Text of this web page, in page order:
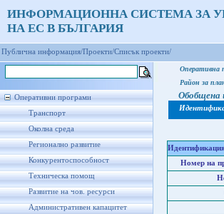
ИНФОРМАЦИОННА СИСТЕМА ЗА
НА ЕС В БЪЛГАРИЯ
Публична информация/Проекти/Списък проекти/
Оперативни програми
Транспорт
Околна среда
Регионално развитие
Конкурентоспособност
Техническа помощ
Развитие на чов. ресурси
Административен капацитет
Оперативна
Район за
Обобщена
Номер на